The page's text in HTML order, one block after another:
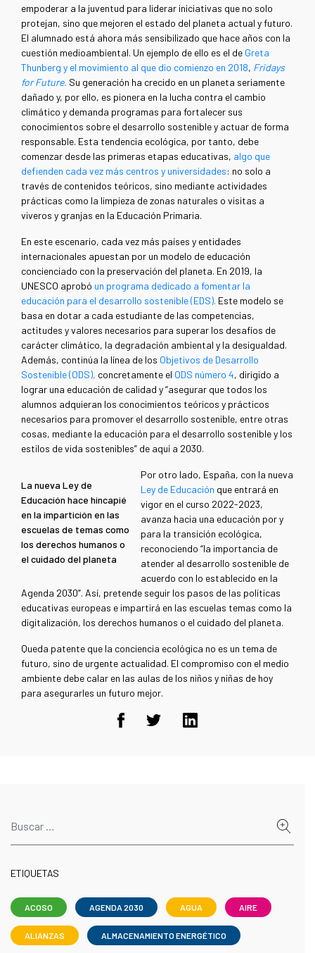
empoderar a la juventud para liderar iniciativas que no solo
protejan, sino que mejoren el estado del planeta actual y futuro.
El alumnado está ahora más sensibilizado que hace años con la
cuestión medioambiental. Un ejemplo de ello es el de Greta
Thunberg y el movimiento al que dio comienzo en 2018, Fridays
for Future. Su generación ha crecido en un planeta seriamente
dañado y, por ello, es pionera en la lucha contra el cambio
climático y demanda programas para fortalecer sus
conocimientos sobre el desarrollo sostenible y actuar de forma
responsable. Esta tendencia ecológica, por tanto, debe
comenzar desde las primeras etapas educativas, algo que
defienden cada vez más centros y universidades: no solo a
través de contenidos teóricos, sino mediante actividades
prácticas como la limpieza de zonas naturales o visitas a
viveros y granjas en la Educación Primaria.
En este escenario, cada vez más países y entidades
internacionales apuestan por un modelo de educación
concienciado con la preservación del planeta. En 2019, la
UNESCO aprobó un programa dedicado a fomentar la
educación para el desarrollo sostenible (EDS). Este modelo se
basa en dotar a cada estudiante de las competencias,
actitudes y valores necesarios para superar los desafíos de
carácter climático, la degradación ambiental y la desigualdad.
Además, continúa la línea de los Objetivos de Desarrollo
Sostenible (ODS), concretamente el ODS número 4, dirigido a
lograr una educación de calidad y “asegurar que todos los
alumnos adquieran los conocimientos teóricos y prácticos
necesarios para promover el desarrollo sostenible, entre otras
cosas, mediante la educación para el desarrollo sostenible y los
estilos de vida sostenibles” de aquí a 2030.
La nueva Ley de
Educación hace hincapié
en la impartición en las
escuelas de temas como
los derechos humanos o
el cuidado del planeta
Por otro lado, España, con la nueva
Ley de Educación que entrará en
vigor en el curso 2022-2023,
avanza hacia una educación por y
para la transición ecológica,
reconociendo “la importancia de
atender al desarrollo sostenible de
acuerdo con lo establecido en la
Agenda 2030”. Así, pretende seguir los pasos de las políticas
educativas europeas e impartirá en las escuelas temas como la
digitalización, los derechos humanos o el cuidado del planeta.
Queda patente que la conciencia ecológica no es un tema de
futuro, sino de urgente actualidad. El compromiso con el medio
ambiente debe calar en las aulas de los niños y niñas de hoy
para asegurarles un futuro mejor.
ETIQUETAS
ACOSO AGENDA 2030 AGUA AIRE
ALIANZAS ALMACENAMIENTO ENERGÉTICO